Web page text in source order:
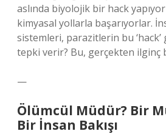
aslında biyolojik bir hack
kimyasal yollarla başarıyorlar.
sistemleri, parazitlerin bu ‘hack’
tepki verir? Bu, gerçekten ilginç
—
Ölümcül Müdür? Bir
Bir İnsan Bakışı